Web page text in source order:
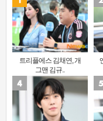
트리플에스 김채연, 개
그맨 김규..